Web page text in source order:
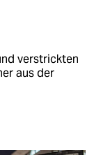
verstrickten
aus der